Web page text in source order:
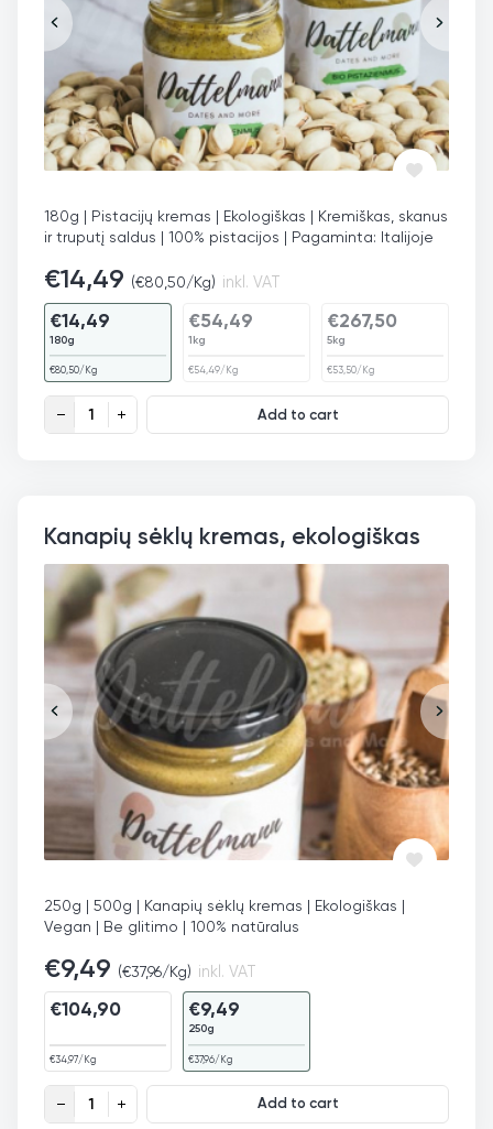
180g | Pistacijų kremas | Ekologiškas | Kremiškas, skanus
ir truputį saldus | 100% pistacijos | Pagaminta: Italijoje
€14,49 (€80,50/Kg) inkl. VAT
€14,49
180g
€80,50/Kg
€54,49
1kg
€54,49/Kg
€267,50
5kg
€53,50/Kg
Pistacijų kremas, ekologiškas quantity
Add to cart
Kanapių sėklų kremas, ekologiškas
250g | 500g | Kanapių sėklų kremas | Ekologiškas |
Vegan | Be glitimo | 100% natūralus
€9,49 (€37,96/Kg) inkl. VAT
€104,90
€34,97/Kg
€9,49
250g
€37,96/Kg
Kanapių sėklų kremas, ekologiškas quantity
Add to cart